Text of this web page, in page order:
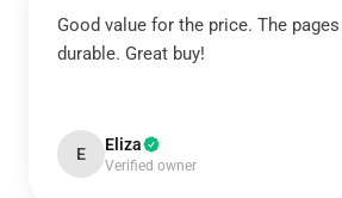
Good value for the price. The
durable. Great buy!
E Eliza
Verified owner